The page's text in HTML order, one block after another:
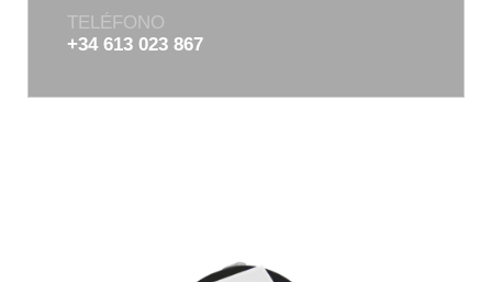
TELÉFONO
+34 613 023 867